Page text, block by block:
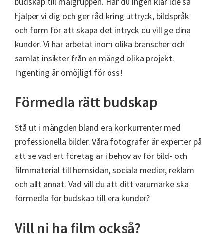
hjälper vi dig och ger råd kring uttryck, bildspråk
och form för att skapa det intryck du vill ge dina
kunder. Vi har arbetat inom olika branscher och
samlat insikter från en mängd olika projekt.
Ingenting är omöjligt för oss!
Förmedla rätt budskap
Stå ut i mängden bland era konkurrenter med
professionella bilder. Våra fotografer är experter på
att se vad ert företag är i behov av för bild- och
filmmaterial till hemsidan, sociala medier, reklam
och allt annat. Vad vill du att ditt varumärke ska
förmedla för budskap till era kunder?
Vill ni ha film också?